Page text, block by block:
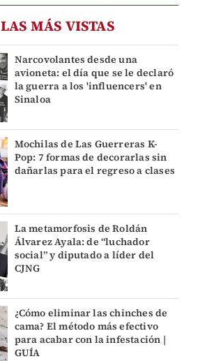
LAS MÁS VISTAS
Narcovolantes desde una
avioneta: el día que se le declaró
la guerra a los 'influencers' en
Sinaloa
Mochilas de Las Guerreras K-
Pop: 7 formas de decorarlas sin
dañarlas para el regreso a clases
La metamorfosis de Roldán
Álvarez Ayala: de “luchador
social” y diputado a líder del
CJNG
¿Cómo eliminar las chinches de
cama? El método más efectivo
para acabar con la infestación |
GUÍA